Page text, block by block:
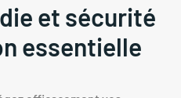
et sécurité
essentielle